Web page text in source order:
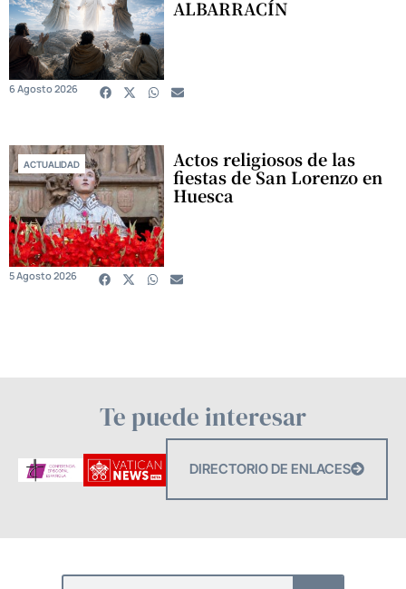
ALBARRACÍN
6 Agosto 2026
ACTUALIDAD Actos religiosos de las
fiestas de San Lorenzo en
Huesca
5 Agosto 2026
Te puede interesar
DIRECTORIO DE ENLACES